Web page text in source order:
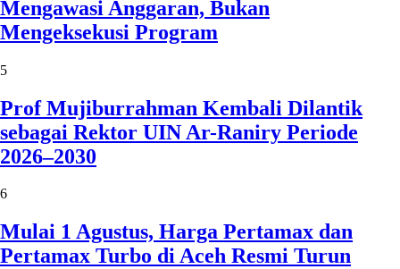
Mengawasi Anggaran, Bukan
Mengeksekusi Program
5
Prof Mujiburrahman Kembali Dilantik
sebagai Rektor UIN Ar-Raniry Periode
2026–2030
6
Mulai 1 Agustus, Harga Pertamax dan
Pertamax Turbo di Aceh Resmi Turun